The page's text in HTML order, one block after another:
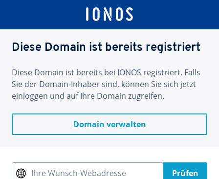
Diese Domain ist bereits registriert
Diese Domain ist bereits bei IONOS registriert. Falls
Sie der Domain-Inhaber sind, können Sie sich jetzt
einloggen und auf Ihre Domain zugreifen.
Domain verwalten
Ihre Wunsch-Webadresse Prüfen